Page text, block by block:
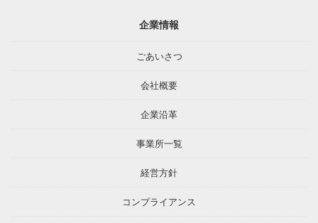
企業情報
ごあいさつ
会社概要
企業沿革
事業所一覧
経営方針
コンプライアンス